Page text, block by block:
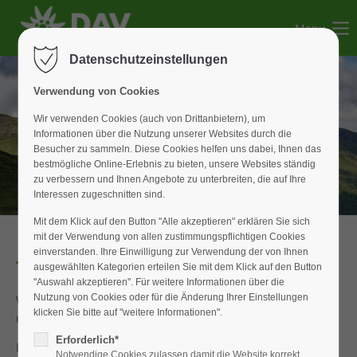
Der Eintrag "offcanvas-col2" existiert leider nicht.
Der Eintrag "offcanvas-col3" existiert leider nicht.
Der Eintrag "offcanvas-col4" existiert leider nicht.
Menu
Terminvorschau 2018
Wir freuen uns auf einige spannende Unternehmungen
und hoffen auf rege Teilnahme zum Beispiel beim:
Familienflohmarkt am 24.03. Achtung Terminänderung!
Datenschutzeinstellungen
Verwendung von Cookies
Wir verwenden Cookies (auch von Drittanbietern), um
Informationen über die Nutzung unserer Websites durch die
Besucher zu sammeln. Diese Cookies helfen uns dabei, Ihnen das
bestmögliche Online-Erlebnis zu bieten, unsere Websites ständig
zu verbessern und Ihnen Angebote zu unterbreiten, die auf Ihre
Interessen zugeschnitten sind.
Mit dem Klick auf den Button "Alle akzeptieren" erklären Sie sich
mit der Verwendung von allen zustimmungspflichtigen Cookies
einverstanden. Ihre Einwilligung zur Verwendung der von Ihnen
ausgewählten Kategorien erteilen Sie mit dem Klick auf den Button
"Auswahl akzeptieren". Für weitere Informationen über die
Nutzung von Cookies oder für die Änderung Ihrer Einstellungen
klicken Sie bitte auf "weitere Informationen".
Erforderlich*
Notwendige Cookies zulassen damit die Website korrekt